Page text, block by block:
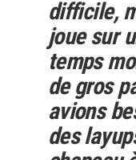
difficile,
joue sur
temps
de gros
avions
des